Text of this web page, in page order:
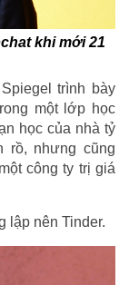
khi mới 21
trình bày
một lớp học
học của nhà tỷ
rồ, nhưng cũng
công ty trị giá
lập nên Tinder.